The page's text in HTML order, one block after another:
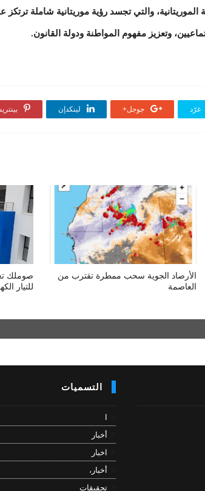
والتي تجسد رؤية موريتانية شاملة ترتكز
وتعزيز مفهوم المواطنة ودولة القانون.
غرّد جوجل+ لينكدإن
الأرصاد الجوية سحب ممطرة تقترب من
العاصمة
صوملك
للتيار
التسميات
أخبار
اخبار
أخبار،
تحقيقات